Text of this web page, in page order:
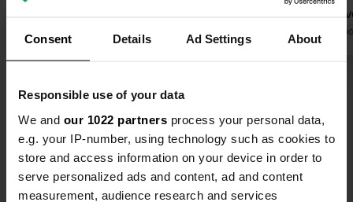
Consent Details Ad Settings About
Responsible use of your data
We and our 1022 partners process your personal data,
e.g. your IP-number, using technology such as cookies to
store and access information on your device in order to
serve personalized ads and content, ad and content
measurement, audience research and services
camping. Je suis d'accord avec les
sont vieux, mais propres.
espagnol
du football
propres.
une
boutique
quartier
Traduit par
Es-tu déjà venu ici ?